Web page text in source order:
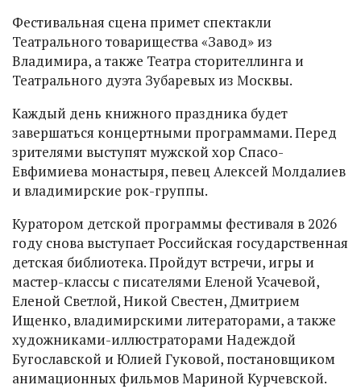
Фестивальная сцена примет спектакли
Театрального товарищества «Завод» из
Владимира, а также Театра сторителлинга и
Театрального дуэта Зубаревых из Москвы.
Каждый день книжного праздника будет
завершаться концертными программами. Перед
зрителями выступят мужской хор Спасо-
Евфимиева монастыря, певец Алексей Молдалиев
и владимирские рок-группы.
Куратором детской программы фестиваля в 2026
году снова выступает Российская государственная
детская библиотека. Пройдут встречи, игры и
мастер-классы с писателями Еленой Усачевой,
Еленой Светлой, Никой Свестен, Дмитрием
Ищенко, владимирскими литераторами, а также
художниками-иллюстраторами Надеждой
Бугославской и Юлией Гуковой, постановщиком
анимационных фильмов Мариной Курчевской.